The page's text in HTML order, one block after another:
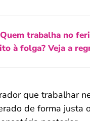
Quem trabalha no
à folga? Veja a
que trabalhar
de forma justa